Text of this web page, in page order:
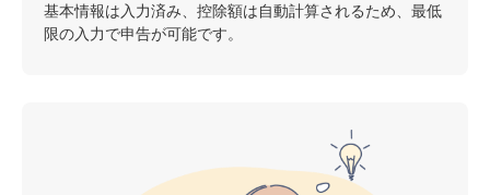
基本情報は入力済み、控除額は自動計算されるため、最低
限の入力で申告が可能です。